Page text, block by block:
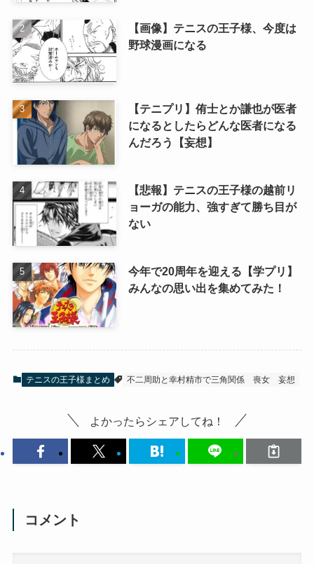
【画像】テニスの王子様、今度は
野球漫画になる
【テニプリ】侑士とか謙也が医者
になるとしたらどんな医者になる
んだろう【妄想】
【悲報】テニスの王子様の越前リ
ョーガの能力、強すぎて勝ち目が
ない
今年で20周年を迎える【学プリ】
みんなの思い出を集めてみた！
テニスの王子様まとめ 不二周助と幸村精市で三角関係 喪女 妄想
よかったらシェアしてね！
コメント